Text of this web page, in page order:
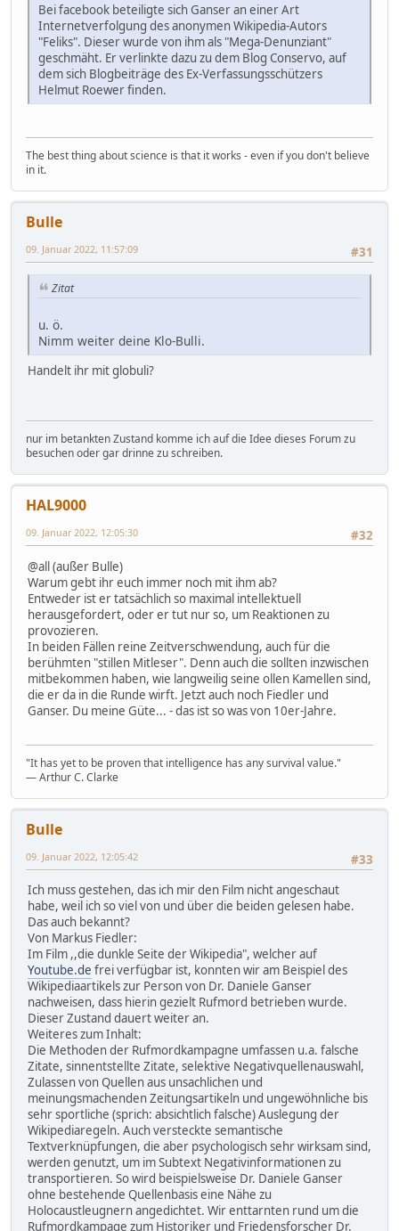
Bei facebook beteiligte sich Ganser an einer Art
Internetverfolgung des anonymen Wikipedia-Autors
"Feliks". Dieser wurde von ihm als "Mega-Denunziant"
geschmäht. Er verlinkte dazu zu dem Blog Conservo, auf
dem sich Blogbeiträge des Ex-Verfassungsschützers
Helmut Roewer finden.
The best thing about science is that it works - even if you don't believe
in it.
Bulle
#31
09. Januar 2022, 11:57:09
Zitat
u. ö.
Nimm weiter deine Klo-Bulli.
Handelt ihr mit globuli?
nur im betankten Zustand komme ich auf die Idee dieses Forum zu
besuchen oder gar drinne zu schreiben.
HAL9000
#32
09. Januar 2022, 12:05:30
@all (außer Bulle)
Warum gebt ihr euch immer noch mit ihm ab?
Entweder ist er tatsächlich so maximal intellektuell
herausgefordert, oder er tut nur so, um Reaktionen zu
provozieren.
In beiden Fällen reine Zeitverschwendung, auch für die
berühmten "stillen Mitleser". Denn auch die sollten inzwischen
mitbekommen haben, wie langweilig seine ollen Kamellen sind,
die er da in die Runde wirft. Jetzt auch noch Fiedler und
Ganser. Du meine Güte... - das ist so was von 10er-Jahre.
"It has yet to be proven that intelligence has any survival value."
― Arthur C. Clarke
Bulle
#33
09. Januar 2022, 12:05:42
Ich muss gestehen, das ich mir den Film nicht angeschaut
habe, weil ich so viel von und über die beiden gelesen habe.
Das auch bekannt?
Von Markus Fiedler:
Im Film ,,die dunkle Seite der Wikipedia", welcher auf
Youtube.de frei verfügbar ist, konnten wir am Beispiel des
Wikipediaartikels zur Person von Dr. Daniele Ganser
nachweisen, dass hierin gezielt Rufmord betrieben wurde.
Dieser Zustand dauert weiter an.
Weiteres zum Inhalt:
Die Methoden der Rufmordkampagne umfassen u.a. falsche
Zitate, sinnentstellte Zitate, selektive Negativquellenauswahl,
Zulassen von Quellen aus unsachlichen und
meinungsmachenden Zeitungsartikeln und ungewöhnliche bis
sehr sportliche (sprich: absichtlich falsche) Auslegung der
Wikipediaregeln. Auch versteckte semantische
Textverknüpfungen, die aber psychologisch sehr wirksam sind,
werden genutzt, um im Subtext Negativinformationen zu
transportieren. So wird beispielsweise Dr. Daniele Ganser
ohne bestehende Quellenbasis eine Nähe zu
Holocaustleugnern angedichtet. Wir enttarnten rund um die
Rufmordkampage zum Historiker und Friedensforscher Dr.